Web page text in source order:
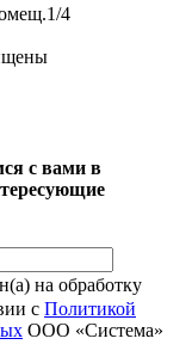
4
с вами в
на обработку
с Политикой
ООО «Система»